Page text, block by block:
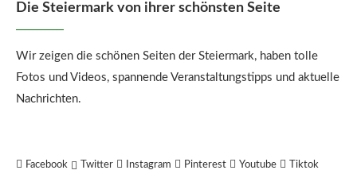
Die Steiermark von ihrer schönsten Seite
Wir zeigen die schönen Seiten der Steiermark, haben tolle
Fotos und Videos, spannende Veranstaltungstipps und aktuelle
Nachrichten.
Facebook Twitter Instagram Pinterest Youtube Tiktok